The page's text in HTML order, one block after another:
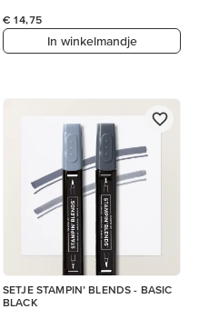
€ 14,75
In winkelmandje
SETJE STAMPIN’ BLENDS - BASIC
BLACK